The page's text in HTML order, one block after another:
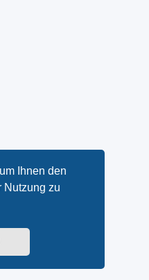
Ihnen den
Nutzung zu